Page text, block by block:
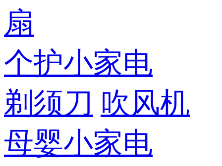
扇
个护小家电
剃须刀 吹风机
母婴小家电